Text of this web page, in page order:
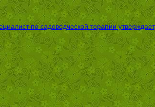
по садоводческой терапии